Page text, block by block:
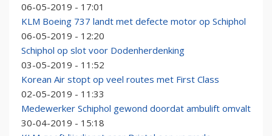
06-05-2019 - 17:01
KLM Boeing 737 landt met defecte motor op Schiphol
06-05-2019 - 12:20
Schiphol op slot voor Dodenherdenking
03-05-2019 - 11:52
Korean Air stopt op veel routes met First Class
02-05-2019 - 11:33
Medewerker Schiphol gewond doordat ambulift omvalt
30-04-2019 - 15:18